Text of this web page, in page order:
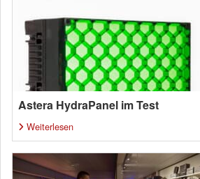
Astera HydraPanel im Test
Weiterlesen